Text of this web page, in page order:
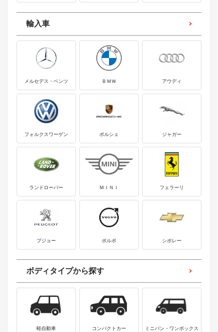
輸入車
メルセデス・ベンツ ＢＭＷ アウディ
フォルクスワーゲン ポルシェ ジャガー
ランドローバー ＭＩＮＩ フェラーリ
プジョー ボルボ シボレー
ボディタイプから探す
軽自動車 コンパクトカー ミニバン・ワンボックス